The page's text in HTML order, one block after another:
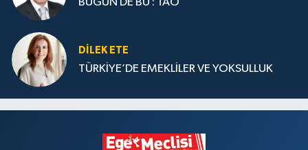
DILEK ETE
TÜRKİYE’DE EMEKLİLER VE YOKSULLUK